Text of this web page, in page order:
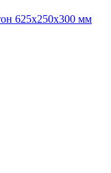
625х250х300 мм